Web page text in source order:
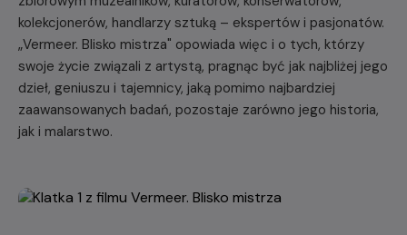
kolekcjonerów, handlarzy sztuką – ekspertów i pasjonatów.
„Vermeer. Blisko mistrza" opowiada więc i o tych, którzy
swoje życie związali z artystą, pragnąc być jak najbliżej jego
dzieł, geniuszu i tajemnicy, jaką pomimo najbardziej
zaawansowanych badań, pozostaje zarówno jego historia,
jak i malarstwo.